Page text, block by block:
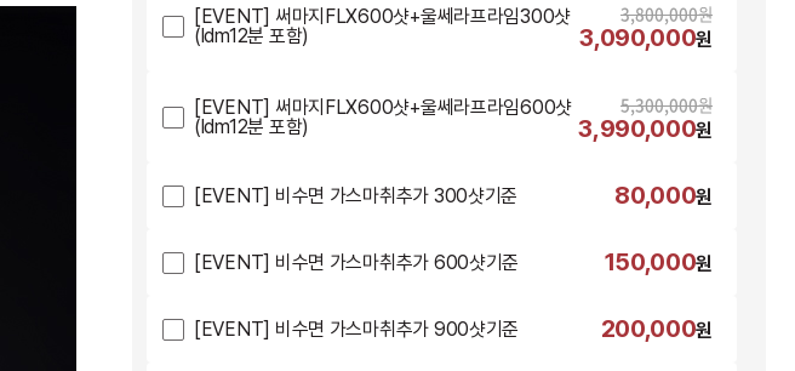
[EVENT] 써마지FLX600샷+울쎄라프라임300샷
(ldm12분 포함)
3,800,000원
3,090,000원
[EVENT] 써마지FLX600샷+울쎄라프라임600샷
(ldm12분 포함)
5,300,000원
3,990,000원
[EVENT] 비수면 가스마취추가 300샷기준 80,000원
[EVENT] 비수면 가스마취추가 600샷기준 150,000원
[EVENT] 비수면 가스마취추가 900샷기준 200,000원